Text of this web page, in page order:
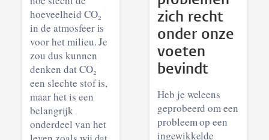
hoeveelheid CO₂
in de atmosfeer is
voor het milieu. Je
zou dus kunnen
denken dat CO₂
een slechte stof is,
maar het is een
belangrijk
onderdeel van het
zich recht
onder onze
voeten
bevindt
Heb je weleens
geprobeerd om een
probleem op een
ingewikkelde